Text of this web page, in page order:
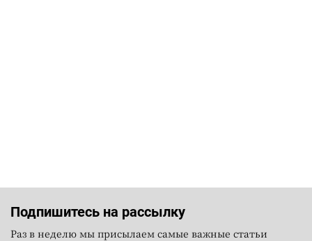
Подпишитесь на рассылку
Раз в неделю мы присылаем самые важные статьи